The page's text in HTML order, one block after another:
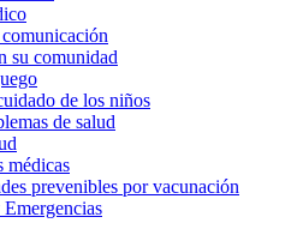
su comunidad
de los niños
de salud
médicas
prevenibles por vacunación